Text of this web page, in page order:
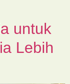
untuk
Lebih